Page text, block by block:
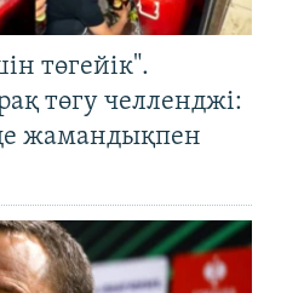
төгейік".
төгу челленджі:
жамандықпен